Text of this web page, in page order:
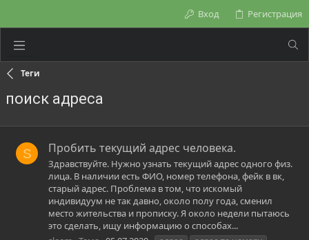
Вход Регистрация
Теги
поиск адреса
S Пробить текущий адрес человека.
Здравствуйте. Нужно узнать текущий адрес одного физ.
лица. В наличии есть ФИО, номер телефона, фейк в вк,
старый адрес. Проблема в том, что искомый
индивидуум не так давно, около полу года, сменил
место жительства и прописку. Я около недели пытаюсь
это сделать, ищу информацию о способах...